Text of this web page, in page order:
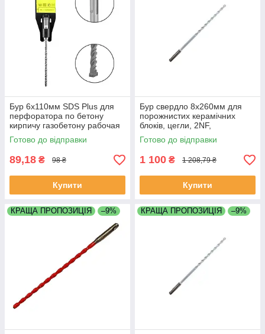
Бур 6х110мм SDS Plus для
перфоратора по бетону
кирпичу газобетону рабочая
длина 50 мм Werk (ВЕРК)
Готово до відправки
89,18 ₴ 98 ₴
Купити
Бур свердло 8х260мм для
порожнистих керамічних
блоків, цегли, 2NF,
керамзитобетону,
керамкомфорт
Готово до відправки
1 100 ₴ 1 208,79 ₴
Купити
КРАЩА ПРОПОЗИЦІЯ –9% КРАЩА ПРОПОЗИЦІЯ –9%